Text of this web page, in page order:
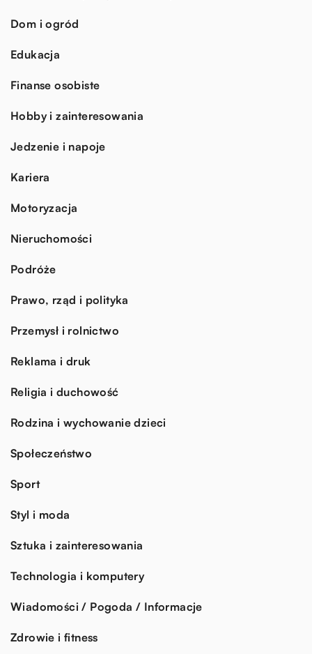
Dom i ogród
Edukacja
Finanse osobiste
Hobby i zainteresowania
Jedzenie i napoje
Kariera
Motoryzacja
Nieruchomości
Podróże
Prawo, rząd i polityka
Przemysł i rolnictwo
Reklama i druk
Religia i duchowość
Rodzina i wychowanie dzieci
Społeczeństwo
Sport
Styl i moda
Sztuka i zainteresowania
Technologia i komputery
Wiadomości / Pogoda / Informacje
Zdrowie i fitness